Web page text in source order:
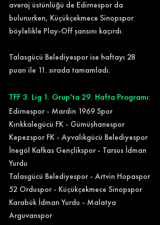
averaj üstünlüğü de Edirnespor da
bulunurken, Küçükçekmece Sinopspor
böylelikle Play-Off şansını kaçırdı.
Talasgücü Belediyespor ise haftayı 28
puan ile 11. sırada tamamladı.
TFF 3. Lig 1. Grup'ta 29. Hafta Programı:
Edirnespor - Mardin 1969 Spor
Kırıkkalegücü FK - Gümüşhanespor
Kepezspor FK - Ayvalıkgücü Belediyespor
İnegöl Kafkas Gençlikspor - Tarsus İdman
Yurdu
Talasgücü Belediyespor - Artvin Hopaspor
52 Orduspor - Küçükçekmece Sinopspor
Karabük İdman Yurdu - Malatya
Arguvanspor